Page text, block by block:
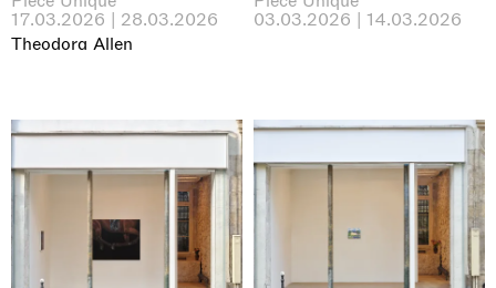
17.03.2026 | 28.03.2026
Theodora Allen
03.03.2026 | 14.03.2026